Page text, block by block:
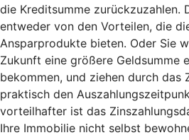
die Kreditsumme zurückzuzahlen.
entweder von den Vorteilen, die
Ansparprodukte bieten. Oder Sie
Zukunft eine größere Geldsumme
bekommen, und ziehen durch das
praktisch den
vorteilhafter ist das
Ihre Immobilie nicht selbst